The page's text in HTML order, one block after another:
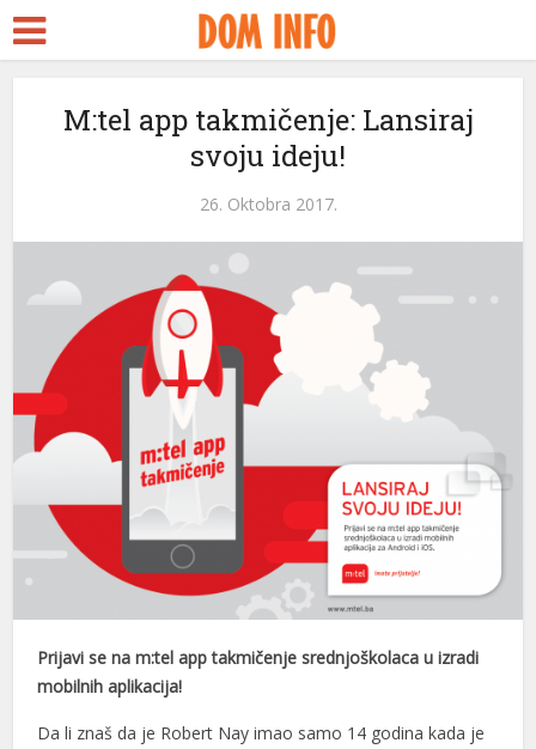
M:tel app takmičenje: Lansiraj
svoju ideju!
26. Oktobra 2017.
Prijavi se na m:tel app takmičenje srednjoškolaca u izradi
mobilnih aplikacija!
Da li znaš da je Robert Nay imao samo 14 godina kada je